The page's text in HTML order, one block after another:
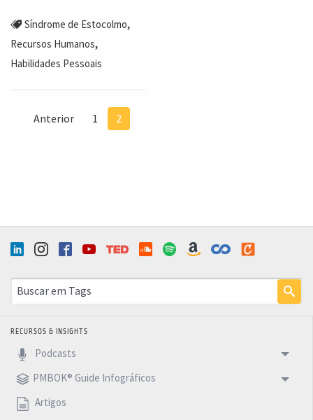
Síndrome de Estocolmo,
Recursos Humanos,
Habilidades Pessoais
Anterior 1 2
RECURSOS & INSIGHTS
Podcasts
PMBOK® Guide Infográficos
Artigos